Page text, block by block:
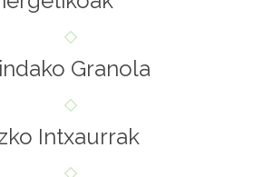
Granola
Intxaurrak